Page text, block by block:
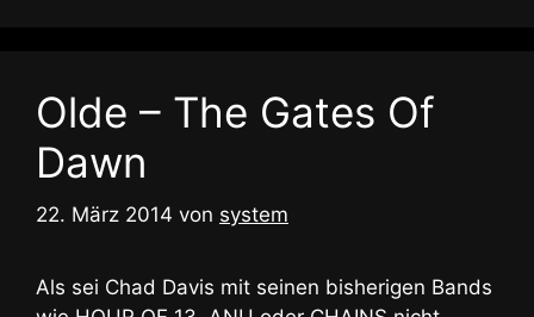
Olde – The Gates Of
Dawn
22. März 2014 von system
Als sei Chad Davis mit seinen bisherigen Bands